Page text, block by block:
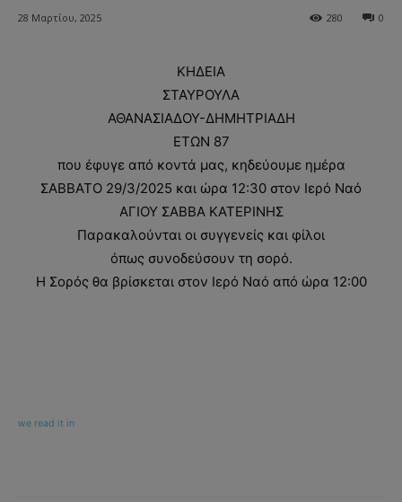
28 Μαρτίου, 2025 0
280
ΚΗΔΕΙΑ
ΣΤΑΥΡΟΥΛΑ
ΑΘΑΝΑΣΙΑΔΟΥ-ΔΗΜΗΤΡΙΑΔΗ
ΕΤΩΝ 87
που έφυγε από κοντά μας, κηδεύουμε ημέρα
ΣΑΒΒΑΤΟ 29/3/2025 και ώρα 12:30 στον Ιερό Ναό
ΑΓΙΟΥ ΣΑΒΒΑ ΚΑΤΕΡΙΝΗΣ
Παρακαλούνται οι συγγενείς και φίλοι
όπως συνοδεύσουν τη σορό.
Η Σορός θα βρίσκεται στον Ιερό Ναό από ώρα 12:00
we read it in